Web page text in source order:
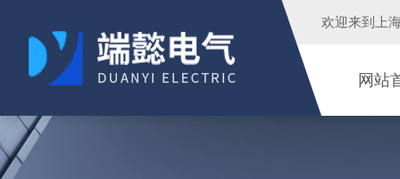
欢迎来到 上
网站